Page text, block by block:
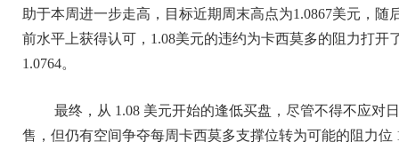
助于本周进一步走高，目标近期周末高点为1.0867美元，
前水平上获得认可，1.08美元的违约为卡西莫多的阻力打开
1.0764。
最终，从 1.08 美元开始的逢低买盘，尽管不得不应对
售，但仍有空间争夺每周卡西莫多支撑位转为可能的阻力